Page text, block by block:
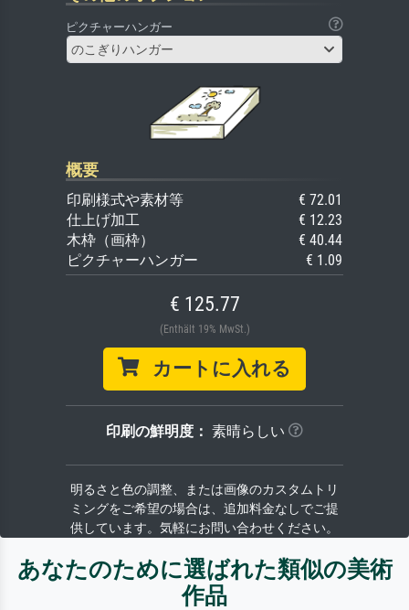
ピクチャーハンガー
のこぎりハンガー
概要
印刷様式や素材等
€ 72.01
仕上げ加工
€ 12.23
木枠（画枠）
€ 40.44
ピクチャーハンガー
€ 1.09
€ 125.77
(Enthält 19% MwSt.)
カートに入れる
印刷の鮮明度： 素晴らしい
明るさと色の調整、または画像のカスタムトリ
ミングをご希望の場合は、追加料金なしでご提
供しています。気軽にお問い合わせください。
あなたのために選ばれた類似の美術
作品